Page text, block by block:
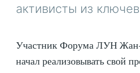
активисты из
Участник Форума ЛУН
начал реализовывать свой